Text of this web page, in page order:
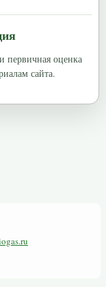
первичная оценка
сайта.